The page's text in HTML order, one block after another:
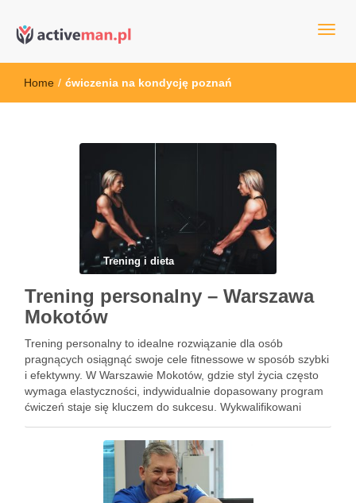
active man – sprzęt sportowy
sportowym
Home / ćwiczenia na kondycję poznań
Trening i dieta
Trening personalny – Warszawa
Mokotów
Trening personalny to idealne rozwiązanie dla osób
pragnących osiągnąć swoje cele fitnessowe w sposób szybki
i efektywny. W Warszawie Mokotów, gdzie styl życia często
wymaga elastyczności, indywidualnie dopasowany program
ćwiczeń staje się kluczem do sukcesu. Wykwalifikowani
odpowiednich ćwiczeń, ale także dbają o technikę …